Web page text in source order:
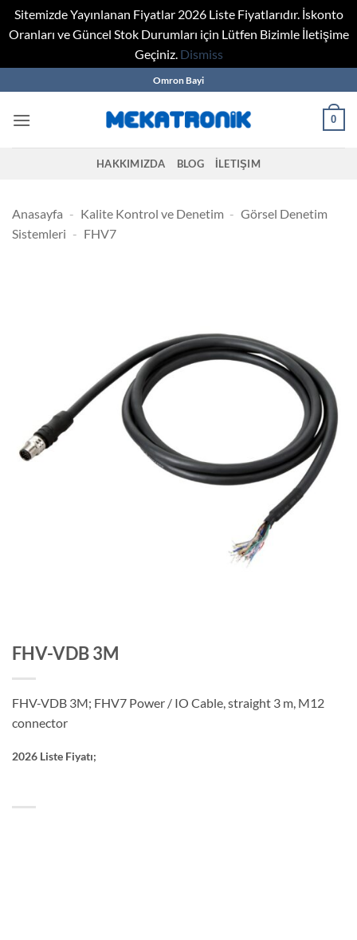
Sitemizde Yayınlanan Fiyatlar 2026 Liste Fiyatlarıdır. İskonto
Oranları ve Güncel Stok Durumları için Lütfen Bizimle İletişime
Geçiniz. Dismiss
to
content
Omron Bayi
0
HAKKIMIZDA BLOG İLETIŞIM
Anasayfa - Kalite Kontrol ve Denetim - Görsel Denetim
Sistemleri - FHV7
FHV-VDB 3M
FHV-VDB 3M; FHV7 Power / IO Cable, straight 3 m, M12
connector
2026 Liste Fiyatı;